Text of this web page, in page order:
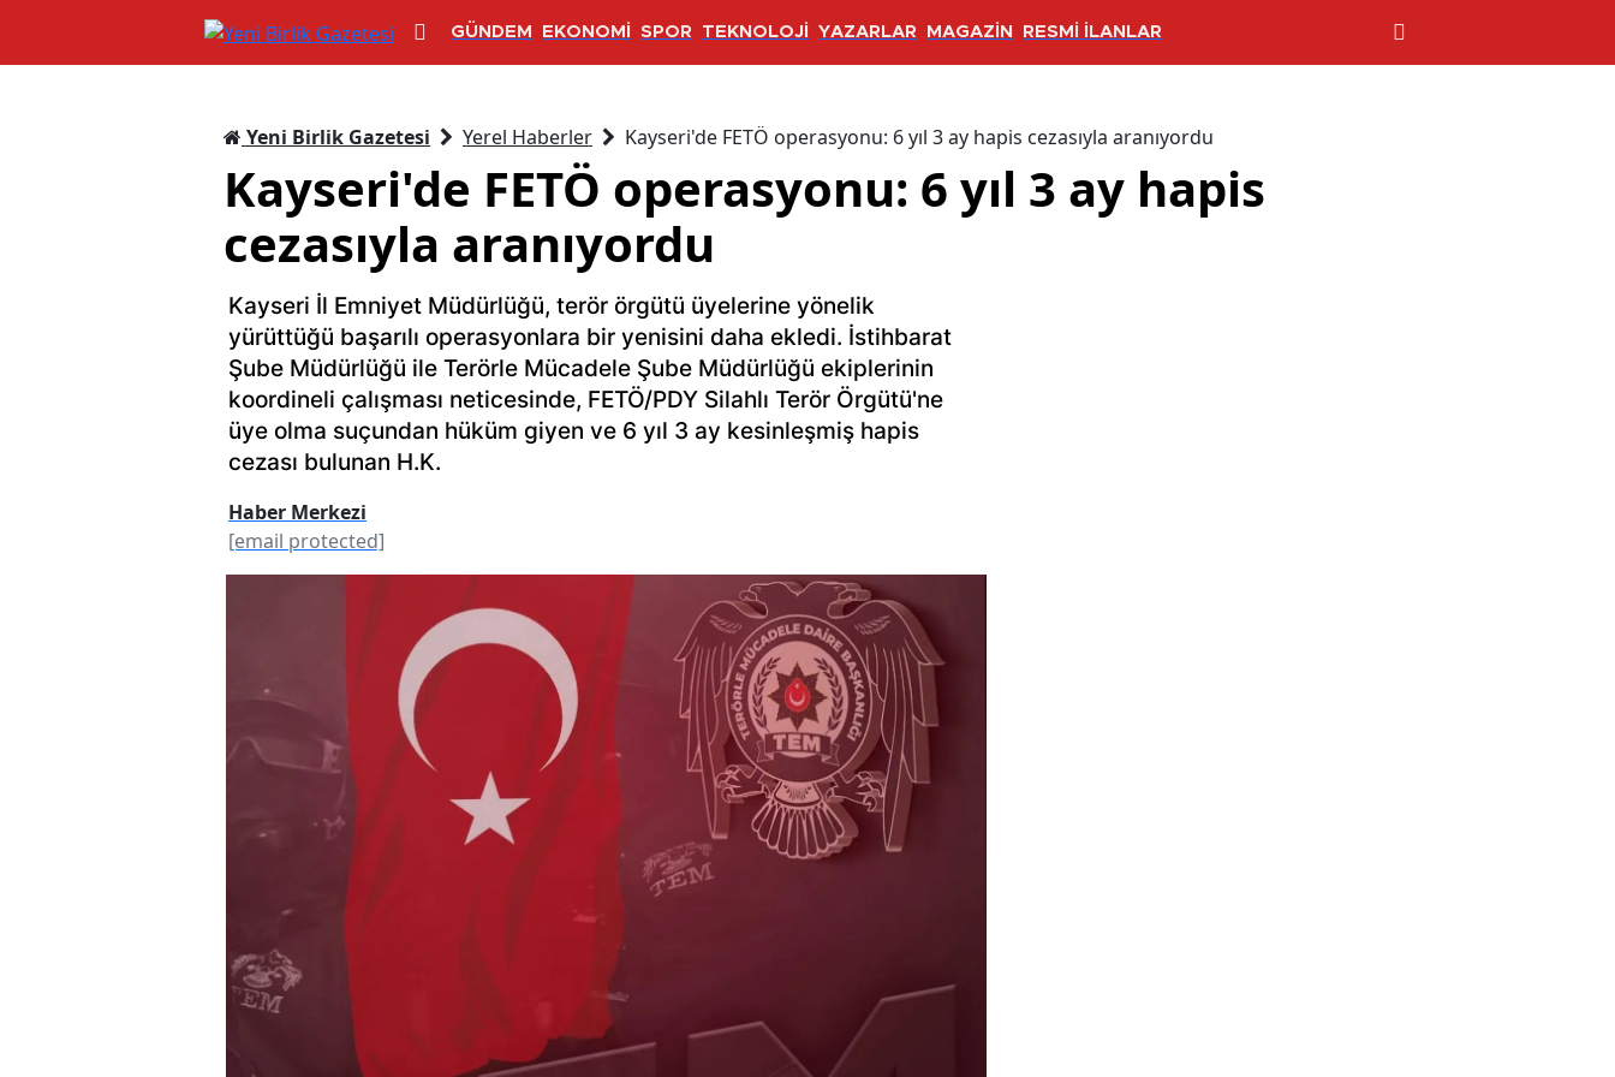
GÜNDEM EKONOMİ SPOR TEKNOLOJİ YAZARLAR MAGAZİN RESMİ İLANLAR
Yeni Birlik Gazetesi Yerel Haberler Kayseri'de FETÖ operasyonu: 6 yıl 3 ay hapis cezasıyla aranıyordu
Kayseri'de FETÖ operasyonu: 6 yıl 3 ay hapis
cezasıyla aranıyordu
Kayseri İl Emniyet Müdürlüğü, terör örgütü üyelerine yönelik
yürüttüğü başarılı operasyonlara bir yenisini daha ekledi. İstihbarat
Şube Müdürlüğü ile Terörle Mücadele Şube Müdürlüğü ekiplerinin
koordineli çalışması neticesinde, FETÖ/PDY Silahlı Terör Örgütü'ne
üye olma suçundan hüküm giyen ve 6 yıl 3 ay kesinleşmiş hapis
cezası bulunan H.K.
Haber Merkezi
[email protected]